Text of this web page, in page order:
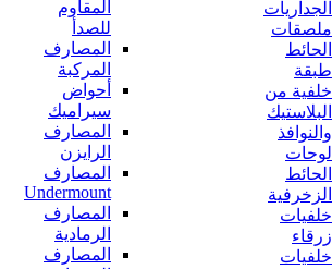
الجداريات
ملصقات
الحائط
طبقة
خلفية من
البلاستيك
والنوافذ
لوحات
الحائط
الزخرفية
خلفيات
زرقاء
خلفيات
المقاوم
للصدأ
المصارف
المركبة
أحواض
سيراميك
المصارف
الرايزن
المصارف
Undermount
المصارف
الرمادية
المصارف